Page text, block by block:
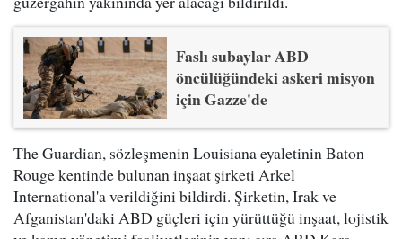
Faslı subaylar ABD
öncülüğündeki askeri misyon
için Gazze'de
The Guardian, sözleşmenin Louisiana eyaletinin Baton
Rouge kentinde bulunan inşaat şirketi Arkel
International'a verildiğini bildirdi. Şirketin, Irak ve
Afganistan'daki ABD güçleri için yürüttüğü inşaat, lojistik